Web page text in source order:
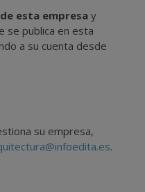
esta empresay
se publica en esta
a su cuenta desde
su empresa,
.